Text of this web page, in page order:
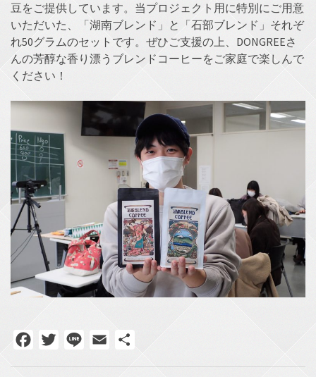
豆をご提供しています。当プロジェクト用に特別にご用意
いただいた、「湖南ブレンド」と「石部ブレンド」それぞ
れ50グラムのセットです。ぜひご支援の上、DONGREEさ
んの芳醇な香り漂うブレンドコーヒーをご家庭で楽しんで
ください！
FacebookTwitterLine Email